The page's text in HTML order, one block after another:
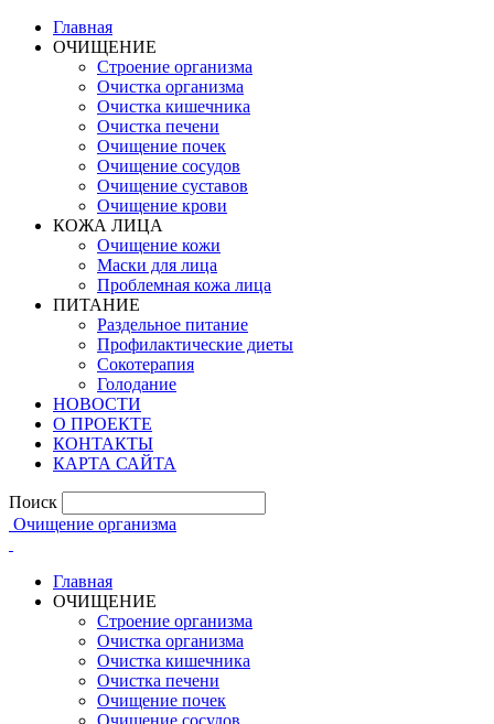
Главная
ОЧИЩЕНИЕ
Строение организма
Очистка организма
Очистка кишечника
Очистка печени
Очищение почек
Очищение сосудов
Очищение суставов
Очищение крови
КОЖА ЛИЦА
Очищение кожи
Маски для лица
Проблемная кожа лица
ПИТАНИЕ
Раздельное питание
Профилактические диеты
Сокотерапия
Голодание
НОВОСТИ
О ПРОЕКТЕ
КОНТАКТЫ
КАРТА САЙТА
Поиск
Очищение организма
Главная
ОЧИЩЕНИЕ
Строение организма
Очистка организма
Очистка кишечника
Очистка печени
Очищение почек
Очищение сосудов